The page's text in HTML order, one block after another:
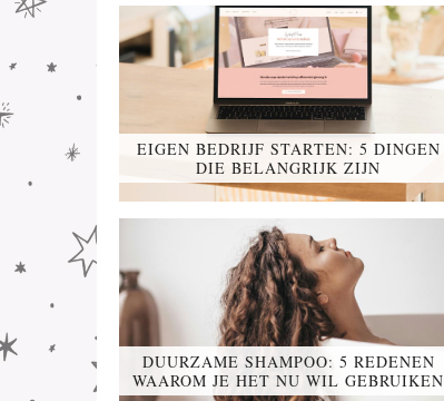
EIGEN BEDRIJF STARTEN: 5 DINGEN
DIE BELANGRIJK ZIJN
DUURZAME SHAMPOO: 5 REDENEN
WAAROM JE HET NU WIL GEBRUIKEN